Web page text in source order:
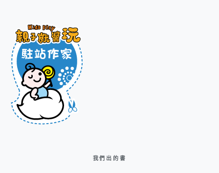
我們出的書